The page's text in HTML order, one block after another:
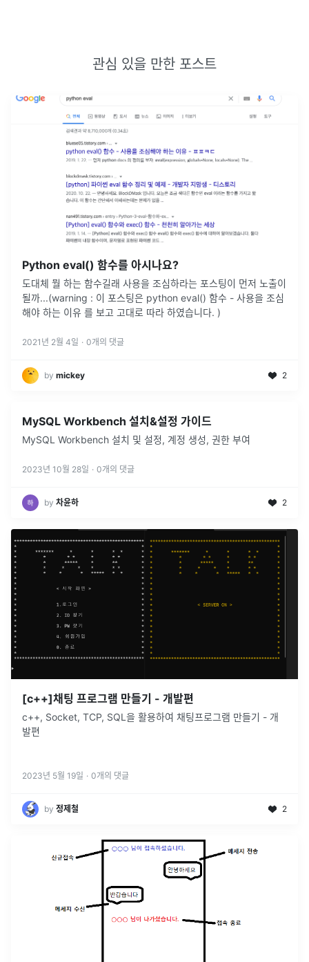
관심 있을 만한 포스트
Python eval() 함수를 아시나요?
도대체 뭘 하는 함수길래 사용을 조심하라는 포스팅이 먼저 노출이
될까...(warning : 이 포스팅은 python eval() 함수 - 사용을 조심
해야 하는 이유 를 보고 고대로 따라 하였습니다. )
2021년 2월 4일 · 0개의 댓글
by mickey 2
MySQL Workbench 설치&설정 가이드
MySQL Workbench 설치 및 설정, 계정 생성, 권한 부여
2023년 10월 28일 · 0개의 댓글
by 차윤하 2
[c++]채팅 프로그램 만들기 - 개발편
c++, Socket, TCP, SQL을 활용하여 채팅프로그램 만들기 - 개
발편
2023년 5월 19일 · 0개의 댓글
by 정제철 2